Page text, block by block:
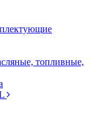
топливные,